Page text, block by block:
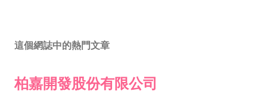
這個網誌中的熱門文章
柏嘉開發股份有限公司